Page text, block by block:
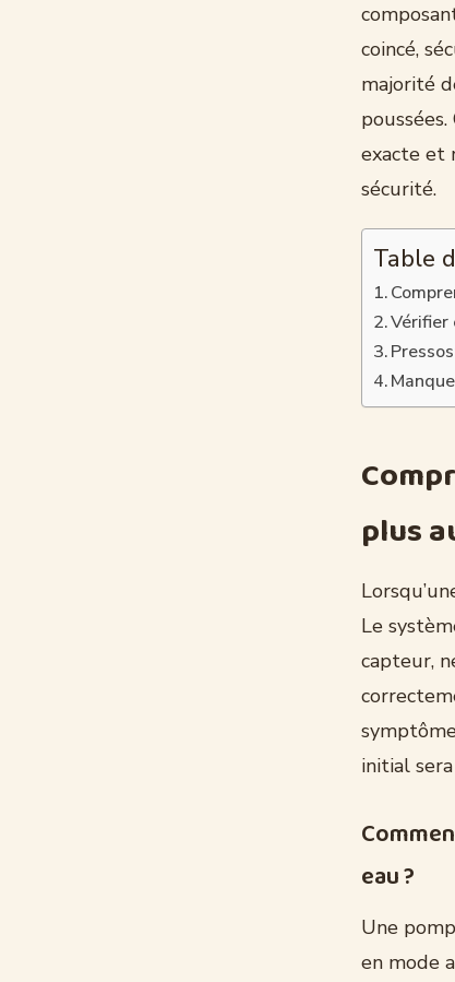
coincé,
majorité
exacte et
sécurité.
Table
Vérifier
plus
Le
capteur,
initial
eau ?
Une
en mode